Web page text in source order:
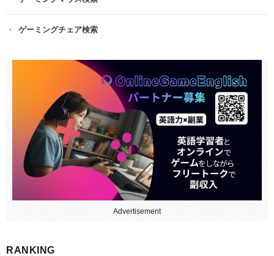
ゲーミングチェア検索
Advertisement
RANKING